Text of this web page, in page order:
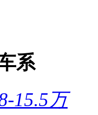
系
15.5万